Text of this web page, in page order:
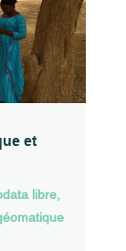
et
libre,